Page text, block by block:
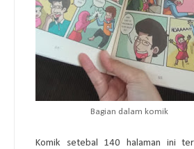
Bagian dalam komik
Komik setebal 140 halaman ini